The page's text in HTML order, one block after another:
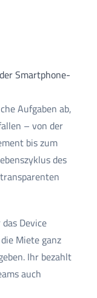
Smartphone-
Aufgaben ab,
– von der
bis zum
des
Device
Miete ganz
Ihr bezahlt
auch